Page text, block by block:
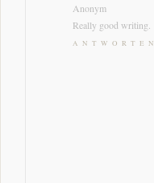
Anonym
Really good writing.
ANTWORTEN